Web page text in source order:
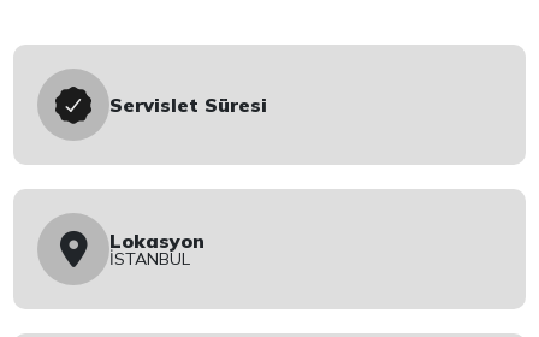
Servislet Süresi
Lokasyon
İSTANBUL